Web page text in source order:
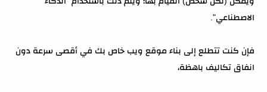
الاصطناعي".
فإن كنت تتطلع إلى بناء موقع ويب خاص بك في أقصى سرعة دون
انفاق تكاليف باهظة،